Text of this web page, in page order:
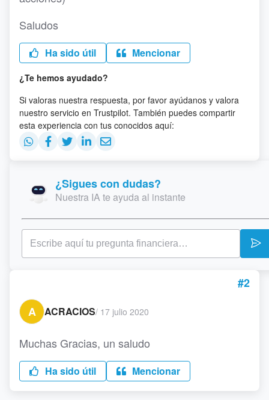
Saludos
Ha sido útil Mencionar
¿Te hemos ayudado?
Si valoras nuestra respuesta, por favor ayúdanos y valora
nuestro servicio en Trustpilot. También puedes compartir
esta experiencia con tus conocidos aquí:
¿Sigues con dudas?
Nuestra IA te ayuda al instante
#2
A
ACRACIOS/ 17 julio 2020
Muchas Gracias, un saludo
Ha sido útil Mencionar